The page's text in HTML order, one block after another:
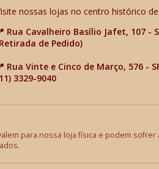
nossas lojas no centro histórico
Rua Cavalheiro Basílio Jafet, 107 -
de Pedido)
Rua Vinte e Cinco de Março, 576 -
3329-9040
para nossa loja física e podem